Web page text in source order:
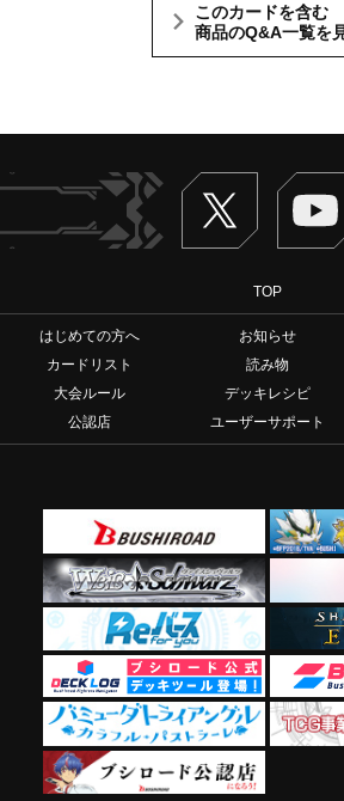
このカードを含む
商品のQ&A一覧を
Twitter
TOP
はじめての方へ お知らせ
カードリスト
読み物
大会ルール
デッキレシピ
公認店
ユーザーサポート